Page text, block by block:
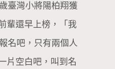
臺灣小將陽柏翔獲
輩還早上榜，「我
名吧，只有兩個人
片空白吧，叫到名